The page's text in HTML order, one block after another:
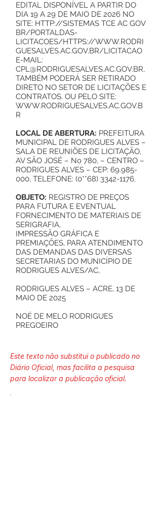
EDITAL DISPONÍVEL A PARTIR DO
DIA 19 A 29 DE MAIO DE 2026 NO
SITE: HTTP://SISTEMAS TCE AC GOV
BR/PORTALDAS-
LICITACOES/HTTPS://WWW.RODRI
GUESALVES.AC.GOV.BR/LICITACAO
E-MAIL:
CPL@RODRIGUESALVES.AC.GOV.BR,
TAMBÉM PODERÁ SER RETIRADO
DIRETO NO SETOR DE LICITAÇÕES E
CONTRATOS. OU PELO SITE:
WWW.RODRIGUESALVES.AC.GOV.B
R
LOCAL DE ABERTURA: PREFEITURA
MUNICIPAL DE RODRIGUES ALVES –
SALA DE REUNIÕES DE LICITAÇÃO,
AV SÃO JOSÉ – No 780, – CENTRO –
RODRIGUES ALVES – CEP: 69.985-
000, TELEFONE: (0**68) 3342-1176.
OBJETO: REGISTRO DE PREÇOS
PARA FUTURA E EVENTUAL
FORNECIMENTO DE MATERIAIS DE
SERIGRAFIA,
IMPRESSÃO GRÁFICA E
PREMIAÇÕES, PARA ATENDIMENTO
DAS DEMANDAS DAS DIVERSAS
SECRETARIAS DO MUNICÍPIO DE
RODRIGUES ALVES/AC,
RODRIGUES ALVES – ACRE, 13 DE
MAIO DE 2025
NOÉ DE MELO RODRIGUES
PREGOEIRO
Este texto não substitui o publicado no
Diário Oficial, mas facilita a pesquisa
para localizar a publicação oficial.